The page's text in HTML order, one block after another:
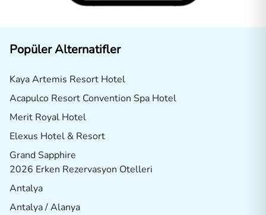
Popüler Alternatifler
Kaya Artemis Resort Hotel
Acapulco Resort Convention Spa Hotel
Merit Royal Hotel
Elexus Hotel & Resort
Grand Sapphire
2026 Erken Rezervasyon Otelleri
Antalya
Antalya / Alanya